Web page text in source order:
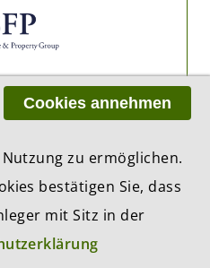
Cookies annehmen
zu ermöglichen.
bestätigen Sie, dass
mit Sitz in der